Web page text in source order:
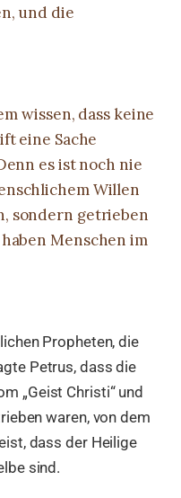
und die
wissen, dass keine
eine Sache
es ist noch nie
Willen
sondern getrieben
Menschen im
Propheten, die
Petrus, dass die
„Geist Christi“ und
waren, von dem
dass der Heilige
sind.